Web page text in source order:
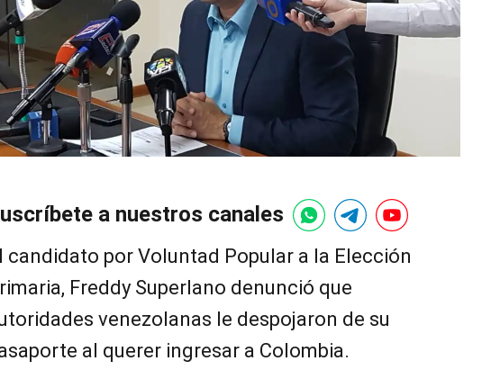
a nuestros canales
candidato por Voluntad Popular a la Elección
Freddy Superlano denunció que
venezolanas le despojaron de su
al querer ingresar a Colombia.